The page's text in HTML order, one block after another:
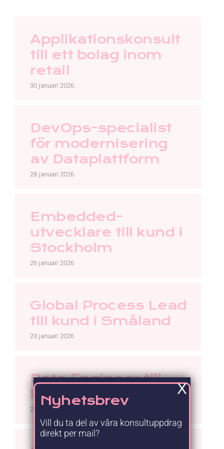
Faq
Applikationskonsult
till ett bolag inom
retail
30 januari 2026
DevOps-specialist
för modernisering
av Dataplattform
28 januari 2026
Embedded-
utvecklare till kund i
Stockholm
26 januari 2026
Global Process Lead
till kund i Småland
23 januari 2026
Data Engineer till
kund i Stockholm
21 januari 2026
Nyhetsbrev
Vill du ta del av våra konsultuppdrag
direkt per mail?
X